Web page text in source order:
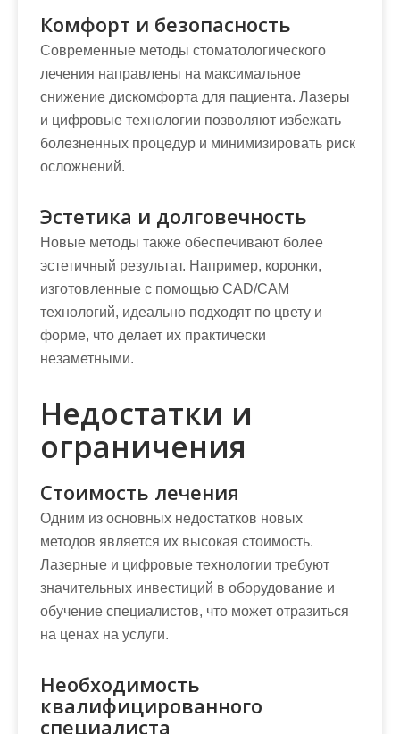
Комфорт и безопасность
Современные методы стоматологического
лечения направлены на максимальное
снижение дискомфорта для пациента. Лазеры
и цифровые технологии позволяют избежать
болезненных процедур и минимизировать риск
осложнений.
Эстетика и долговечность
Новые методы также обеспечивают более
эстетичный результат. Например, коронки,
изготовленные с помощью CAD/CAM
технологий, идеально подходят по цвету и
форме, что делает их практически
незаметными.
Недостатки и
ограничения
Стоимость лечения
Одним из основных недостатков новых
методов является их высокая стоимость.
Лазерные и цифровые технологии требуют
значительных инвестиций в оборудование и
обучение специалистов, что может отразиться
на ценах на услуги.
Необходимость
квалифицированного
специалиста